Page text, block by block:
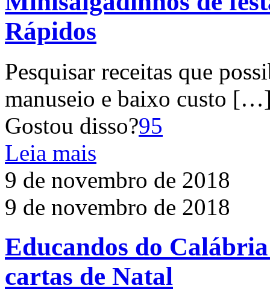
Rápidos
Pesquisar receitas que
manuseio e baixo custo
Gostou disso?95
Leia mais
9 de novembro de 2018
9 de novembro de 2018
Educandos do
cartas de Natal